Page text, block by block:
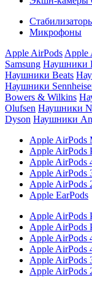
Микрофоны
Apple AirPods Apple
Samsung Наушники
Наушники Beats
Наушники
Bowers & Wilkins
Olufsen Наушники
Dyson Наушники
Apple AirPods
Apple AirPods
Apple AirPods
Apple AirPods
Apple AirPods
Apple EarPods
Apple AirPods
Apple AirPods
Apple AirPods
Apple AirPods
Apple AirPods
Apple AirPods